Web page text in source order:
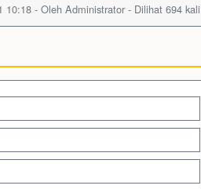
10:18 - Oleh Administrator - Dilihat 694 kali